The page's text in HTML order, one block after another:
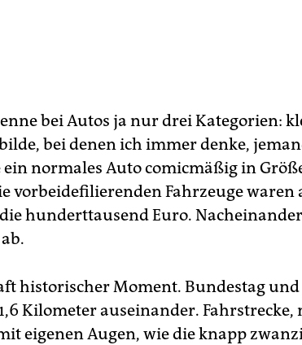
bei Autos ja nur drei Kategorien:
bei denen ich immer denke,
normales Auto comicmäßig in
vorbeidefilierenden Fahrzeuge waren
hunderttausend Euro.
historischer Moment. Bundestag und
Kilometer auseinander.
eigenen Augen, wie die knapp